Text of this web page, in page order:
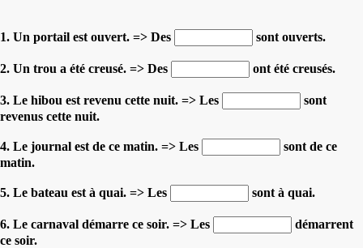
1. Un portail est ouvert. => Des sont ouverts.
2. Un trou a été creusé. => Des ont été creusés.
3. Le hibou est revenu cette nuit. => Les
sont
revenus cette nuit.
4. Le journal est de ce matin. => Les
sont de ce
matin.
5. Le bateau est à quai. => Les sont à quai.
6. Le carnaval démarre ce soir. => Les
démarrent
ce soir.